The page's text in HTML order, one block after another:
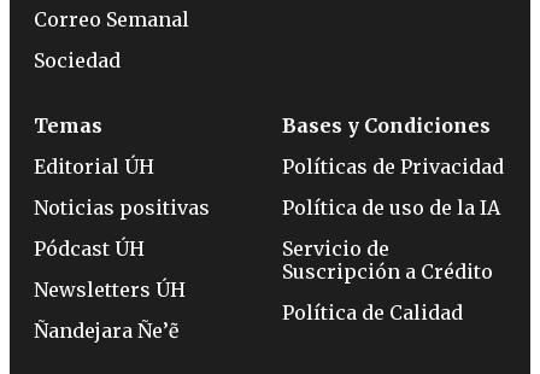
Correo Semanal
Sociedad
Temas
Editorial ÚH
Noticias positivas
Pódcast ÚH
Newsletters ÚH
Ñandejara Ñe’ẽ
Bases y Condiciones
Políticas de Privacidad
Política de uso de la IA
Servicio de
Suscripción a Crédito
Política de Calidad